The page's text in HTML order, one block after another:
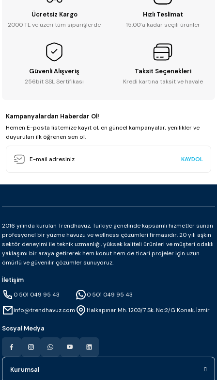
Sepete Ekle
Betsan Vision Safir Dış Bükey (3x33 cm)
₺ 1.422
Betsan Vision Safir Dış Bükey Köşe (3x3 cm)
Sepete Ekle
Ücretsiz Kargo
2000 TL ve üzeri tüm siparişlerde
Hızlı Teslimat
15:00’a kadar seçili ürünler
Güvenli Alışveriş
256bit SSL Sertifikası
Taksit Seçenekleri
Kredi kartına taksit ve havale
Kampanyalardan Haberdar Ol!
Hemen E-posta listemize kayıt ol, en güncel kampanyalar, yenilikler ve
duyuruları ilk öğrenen sen ol.
KAYDOL
2016 yılında kurulan Trendhavuz, Türkiye genelinde kapsamlı hizmetler sunan
profesyonel bir yüzme havuzu ve wellness çözümleri firmasıdır. 20 yılı aşkın
sektör deneyimi ile teknik uzmanlığı, yüksek kaliteli ürünleri ve müşteri odaklı
yaklaşımı bir araya getirerek hem konut hem de ticari projeler için uzun
ömürlü ve güvenilir çözümler sunuyoruz.
İletişim
0 501 049 95 43
info@trendhavuz.com
0 501 049 95 43
Halkapınar Mh. 1203/7 Sk. No:2/G Konak, İzmir
Sosyal Medya
Kurumsal